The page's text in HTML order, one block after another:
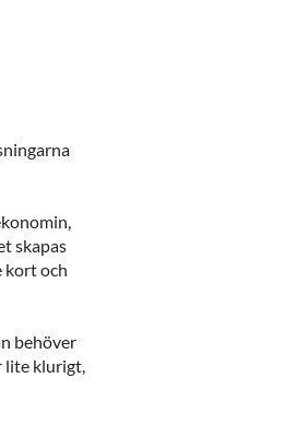
skapas
kort och
behöver
lite klurigt,